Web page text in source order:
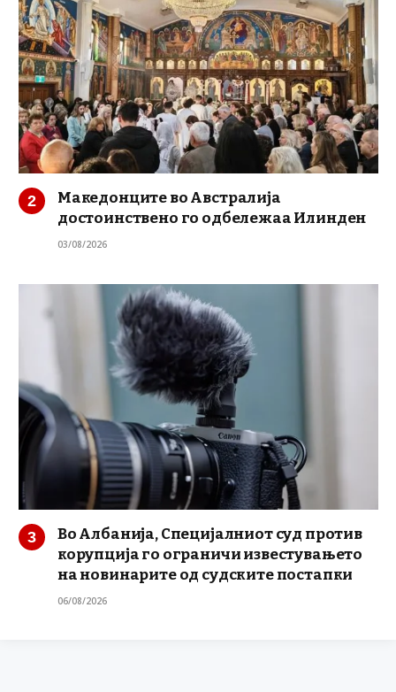
Македонците во Австралија
достоинствено го одбележаа Илинден
03/08/2026
Во Албанија, Специјалниот суд против
корупција го ограничи известувањето
на новинарите од судските постапки
06/08/2026